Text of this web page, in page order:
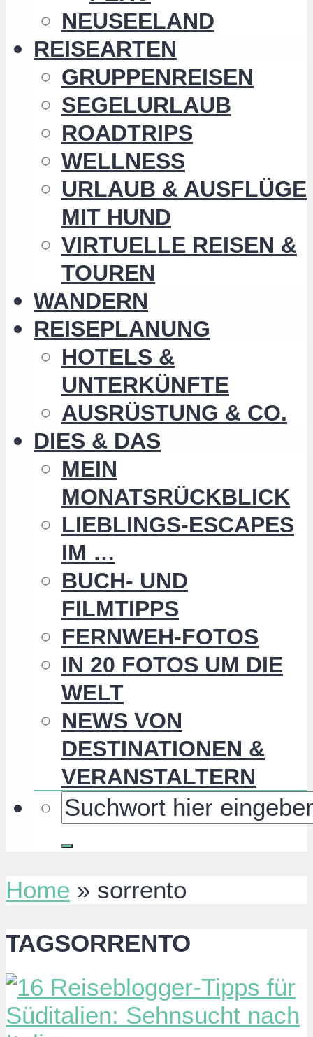
NEUSEELAND
REISEARTEN
GRUPPENREISEN
SEGELURLAUB
ROADTRIPS
WELLNESS
URLAUB & AUSFLÜGE
MIT HUND
VIRTUELLE REISEN &
TOUREN
WANDERN
REISEPLANUNG
HOTELS &
UNTERKÜNFTE
AUSRÜSTUNG & CO.
DIES & DAS
MEIN
MONATSRÜCKBLICK
LIEBLINGS-ESCAPES
IM …
BUCH- UND
FILMTIPPS
FERNWEH-FOTOS
IN 20 FOTOS UM DIE
WELT
NEWS VON
DESTINATIONEN &
VERANSTALTERN
Home » sorrento
TAGSORRENTO